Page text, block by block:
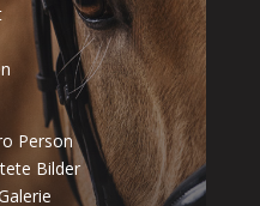
Person
Bilder